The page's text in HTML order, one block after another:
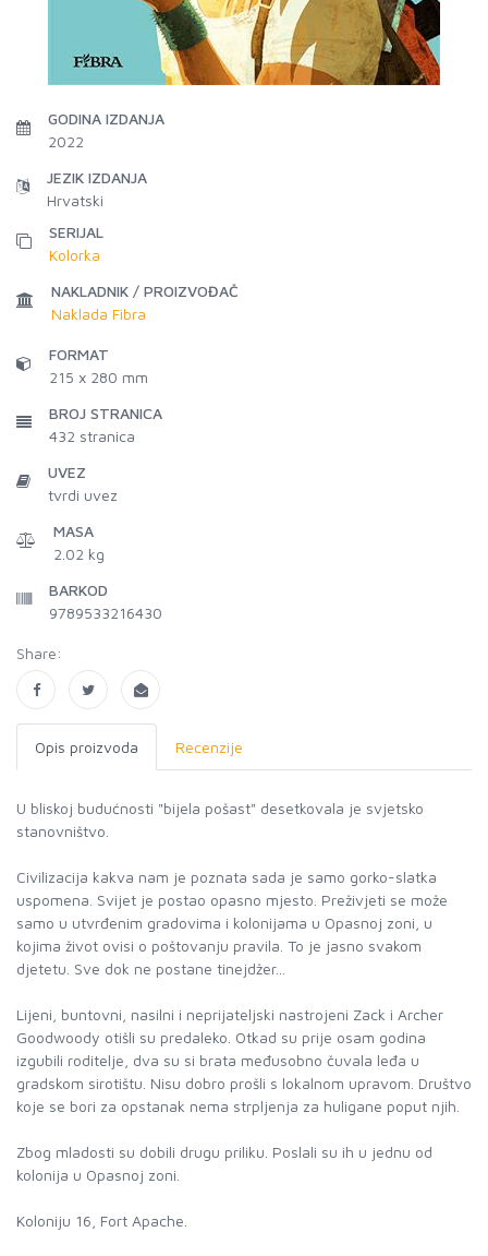
GODINA IZDANJA
2022
JEZIK IZDANJA
Hrvatski
SERIJAL
Kolorka
NAKLADNIK / PROIZVOĐAČ
Naklada Fibra
FORMAT
215 x 280 mm
BROJ STRANICA
432 stranica
UVEZ
tvrdi uvez
MASA
2.02 kg
BARKOD
9789533216430
Share:
Opis proizvoda Recenzije
U bliskoj budućnosti "bijela pošast" desetkovala je svjetsko
stanovništvo.
Civilizacija kakva nam je poznata sada je samo gorko-slatka
uspomena. Svijet je postao opasno mjesto. Preživjeti se može
samo u utvrđenim gradovima i kolonijama u Opasnoj zoni, u
kojima život ovisi o poštovanju pravila. To je jasno svakom
djetetu. Sve dok ne postane tinejdžer...
Lijeni, buntovni, nasilni i neprijateljski nastrojeni Zack i Archer
Goodwoody otišli su predaleko. Otkad su prije osam godina
izgubili roditelje, dva su si brata međusobno čuvala leđa u
gradskom sirotištu. Nisu dobro prošli s lokalnom upravom. Društvo
koje se bori za opstanak nema strpljenja za huligane poput njih.
Zbog mladosti su dobili drugu priliku. Poslali su ih u jednu od
kolonija u Opasnoj zoni.
Koloniju 16, Fort Apache.